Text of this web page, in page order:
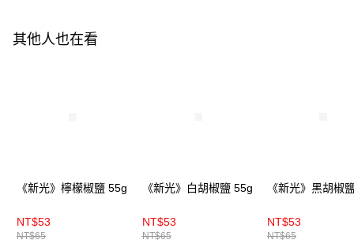
其他人也在看
《新光》檸檬椒鹽 55g
NT$53
NT$65
《新光》白胡椒鹽 55g
NT$53
NT$65
《新光》黑胡椒
NT$53
NT$65